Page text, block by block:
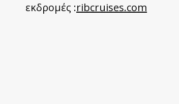
εκδρομές :ribcruises.com